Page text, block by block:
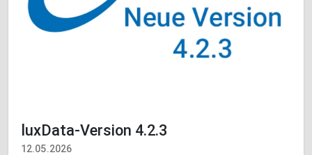
luxData-Version 4.2.3
12.05.2026